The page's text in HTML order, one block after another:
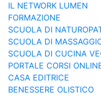
IL NETWORK LUMEN
FORMAZIONE
SCUOLA DI
SCUOLA DI
SCUOLA DI CUCINA
PORTALE CORSI
CASA EDITRICE
BENESSERE OLISTICO